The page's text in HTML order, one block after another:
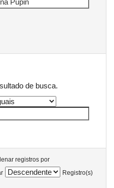
de busca.
registros por
Registro(s)